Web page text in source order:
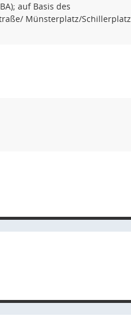
auf Basis des
Münsterplatz/Schillerplatz